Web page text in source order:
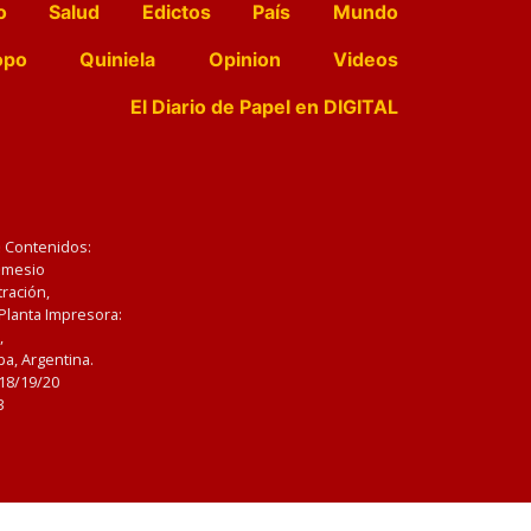
Salud Edictos País
Mundo
Quiniela Opinion
Videos
El Diario de Papel en DIGITAL
Impresora:
Argentina.
19/20